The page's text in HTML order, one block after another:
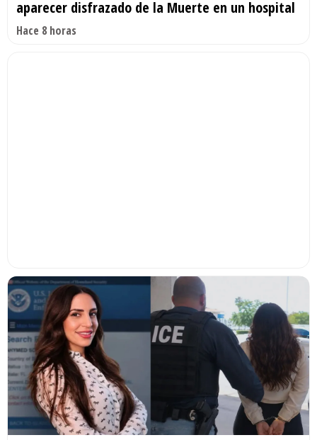
aparecer disfrazado de la Muerte en un hospital
Hace 8 horas